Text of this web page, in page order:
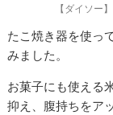
【ダイソー
たこ焼き器を使っ
みました。
お菓子にも使える
抑え、腹持ちをアッ